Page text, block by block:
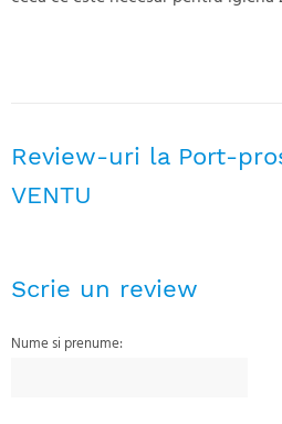
Review-uri la Port-
VENTU
Scrie un review
Nume si prenume: